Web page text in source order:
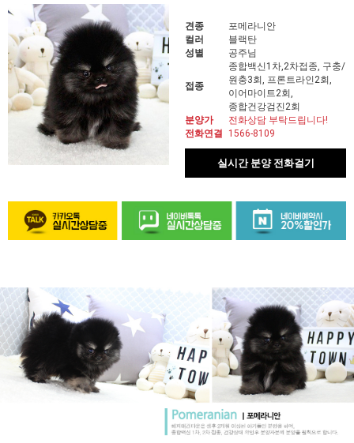
견종
포메라니안
컬러
블랙탄
성별
공주님
접종
종합백신1차,2차접종, 구충/
원충3회, 프론트라인2회,
이어마이트2회,
종합건강검진2회
분양가
전화상담 부탁드립니다!
전화연결
1566-8109
실시간 분양 전화걸기